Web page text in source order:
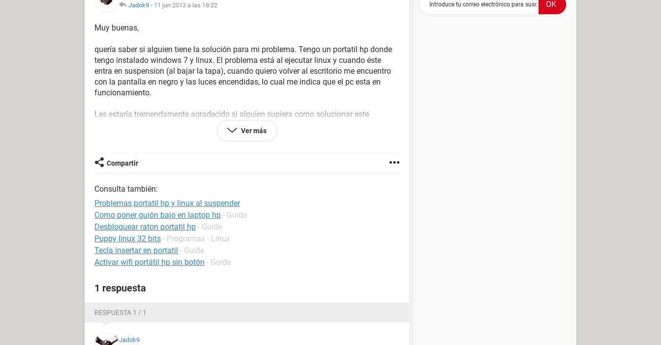
Jadok9 - 11 jun 2013 a las 18:22
Muy buenas,
quería saber si alguien tiene la solución para mi problema. Tengo un portatil hp donde
tengo instalado windows 7 y linux. El problema está al ejecutar linux y cuando éste
entra en suspension (al bajar la tapa), cuando quiero volver al escritorio me encuentro
con la pantalla en negro y las luces encendidas, lo cual me indica que el pc esta en
funcionamiento.
Les estaría tremendamente agradecido si alguien supiera como solucionar este
lo busqué pero no encontré el mismo problema por el foro.
Un saludo y gracias!
Ver más
Compartir
Consulta también:
Problemas portatil hp y linux al suspender
Como poner guión bajo en laptop hp - Guide
Desbloquear raton portatil hp - Guide
Puppy linux 32 bits - Programas - Linux
Tecla insertar en portatil - Guide
Activar wifi portátil hp sin botón - Guide
1 respuesta
RESPUESTA 1 / 1
Jadok9